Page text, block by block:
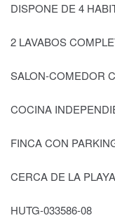
DISPONE DE 4
2 LAVABOS
SALON-COMEDOR
COCINA
FINCA CON
CERCA DE LA
HUTG-033586-08